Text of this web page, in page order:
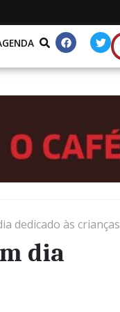
dedicado às crianças
dia